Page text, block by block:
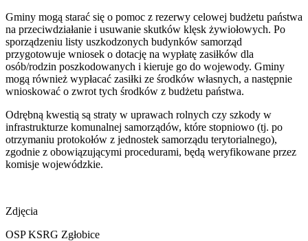
Gminy mogą starać się o pomoc z rezerwy celowej budżetu państwa
na przeciwdziałanie i usuwanie skutków klęsk żywiołowych. Po
sporządzeniu listy uszkodzonych budynków samorząd
przygotowuje wniosek o dotację na wypłatę zasiłków dla
osób/rodzin poszkodowanych i kieruje go do wojewody. Gminy
mogą również wypłacać zasiłki ze środków własnych, a następnie
wnioskować o zwrot tych środków z budżetu państwa.
Odrębną kwestią są straty w uprawach rolnych czy szkody w
infrastrukturze komunalnej samorządów, które stopniowo (tj. po
otrzymaniu protokołów z jednostek samorządu terytorialnego),
zgodnie z obowiązującymi procedurami, będą weryfikowane przez
komisje wojewódzkie.
Zdjęcia
OSP KSRG Zgłobice